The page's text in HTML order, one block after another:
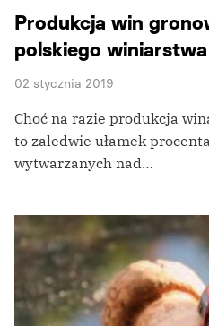
Produkcja win
polskiego winiarstwa
02 stycznia 2019
Choć na razie produkcja
to zaledwie ułamek
wytwarzanych nad…